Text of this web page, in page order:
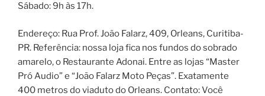
Sábado: 9h às 17h.
Endereço: Rua Prof. João Falarz, 409, Orleans, Curitiba-
PR. Referência: nossa loja fica nos fundos do sobrado
amarelo, o Restaurante Adonai. Entre as lojas “Master
Pró Audio” e “João Falarz Moto Peças”. Exatamente
400 metros do viaduto do Orleans. Contato: Você